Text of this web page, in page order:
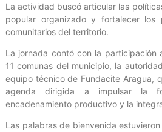
La actividad buscó articular las
popular organizado y fortalecer los
comunitarios del territorio.
La jornada contó con la participación
11 comunas del municipio, la
equipo técnico de Fundacite Aragua,
agenda dirigida a impulsar la
encadenamiento productivo y la
Las palabras de bienvenida